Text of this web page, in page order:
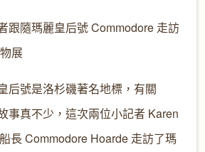
跟隨瑪麗皇后號 Commodore 走訪
展
后號是洛杉磯著名地標，有關
事真不少，這次兩位小記者 Karen
長 Commodore Hoarde 走訪了瑪